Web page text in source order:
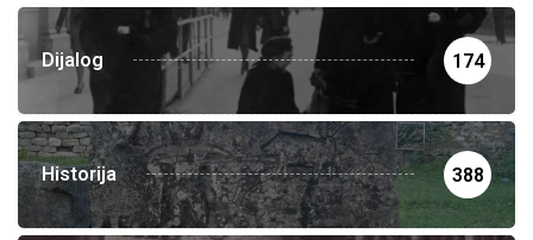
Dijalog 174
Historija 388